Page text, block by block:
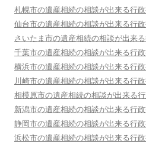
札幌市の遺産相続の相談が出来る行
仙台市の遺産相続の相談が出来る行
さいたま市の遺産相続の相談が出来
千葉市の遺産相続の相談が出来る行
横浜市の遺産相続の相談が出来る行
川崎市の遺産相続の相談が出来る行
相模原市の遺産相続の相談が出来る
新潟市の遺産相続の相談が出来る行
静岡市の遺産相続の相談が出来る行
浜松市の遺産相続の相談が出来る行